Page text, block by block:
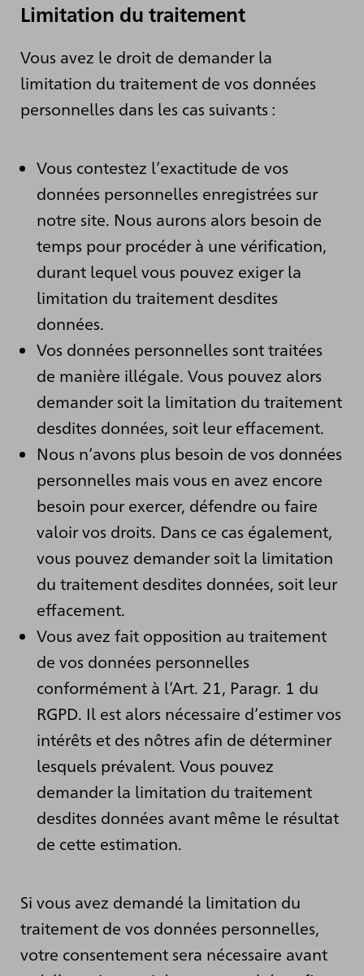
Limitation du traitement
Vous avez le droit de demander la
limitation du traitement de vos données
personnelles dans les cas suivants :
Vous contestez l’exactitude de vos
données personnelles enregistrées sur
notre site. Nous aurons alors besoin de
temps pour procéder à une vérification,
durant lequel vous pouvez exiger la
limitation du traitement desdites
données.
Vos données personnelles sont traitées
de manière illégale. Vous pouvez alors
demander soit la limitation du traitement
desdites données, soit leur effacement.
Nous n’avons plus besoin de vos données
personnelles mais vous en avez encore
besoin pour exercer, défendre ou faire
valoir vos droits. Dans ce cas également,
vous pouvez demander soit la limitation
du traitement desdites données, soit leur
effacement.
Vous avez fait opposition au traitement
de vos données personnelles
conformément à l’Art. 21, Paragr. 1 du
RGPD. Il est alors nécessaire d’estimer vos
intérêts et des nôtres afin de déterminer
lesquels prévalent. Vous pouvez
demander la limitation du traitement
desdites données avant même le résultat
de cette estimation.
Si vous avez demandé la limitation du
traitement de vos données personnelles,
votre consentement sera nécessaire avant